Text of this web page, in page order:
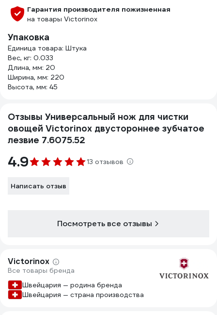
Гарантия производителя пожизненная
на товары Victorinox
Упаковка
Единица товара: Штука
Вес, кг: 0.033
Длина, мм: 20
Ширина, мм: 220
Высота, мм: 45
Отзывы Универсальный нож для чистки
овощей Victorinox двустороннее зубчатое
лезвие 7.6075.52
4.9 13 отзывов
Написать отзыв
Посмотреть все отзывы
Victorinox
Все товары бренда
Швейцария — родина бренда
Швейцария — страна производства